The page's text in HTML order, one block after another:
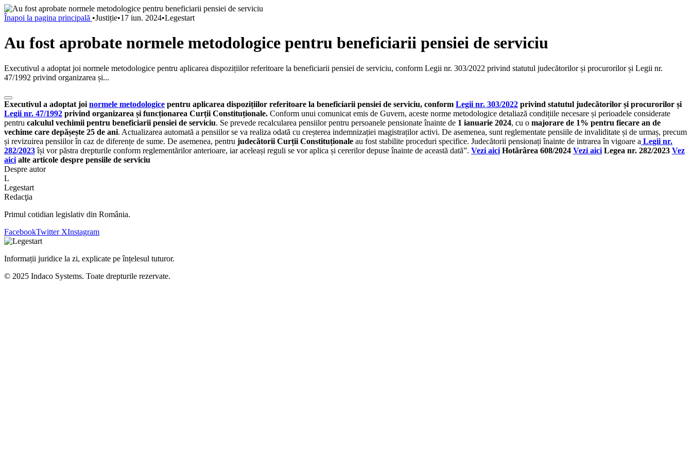
Înapoi la pagina principală •Justiție•17 iun. 2024•Legestart
Au fost aprobate normele metodologice pentru beneficiarii pensiei de serviciu
Executivul a adoptat joi normele metodologice pentru aplicarea dispozițiilor referitoare la beneficiarii pensiei de serviciu, conform Legii nr. 303/2022 privind statutul judecătorilor și procurorilor și Legii nr.
47/1992 privind organizarea și...
Executivul a adoptat joi normele metodologice pentru aplicarea dispozițiilor referitoare la beneficiarii pensiei de serviciu, conform Legii nr. 303/2022 privind statutul judecătorilor și procurorilor și
Legii nr. 47/1992 privind organizarea și funcționarea Curții Constituționale. Conform unui comunicat emis de Guvern, aceste norme metodologice detaliază condițiile necesare și perioadele considerate
pentru calculul vechimii pentru beneficiarii pensiei de serviciu. Se prevede recalcularea pensiilor pentru persoanele pensionate înainte de 1 ianuarie 2024, cu o majorare de 1% pentru fiecare an de
vechime care depășește 25 de ani. Actualizarea automată a pensiilor se va realiza odată cu creșterea indemnizației magistraților activi. De asemenea, sunt reglementate pensiile de invaliditate și de urmaș, precum
și revizuirea pensiilor în caz de diferențe de sume. De asemenea, pentru judecătorii Curții Constituționale au fost stabilite proceduri specifice. Judecătorii pensionați înainte de intrarea în vigoare a Legii nr.
282/2023își vor păstra drepturile conform reglementărilor anterioare, iar aceleași reguli se vor aplica și cererilor depuse înainte de această dată”. Vezi aici Hotărârea 608/2024 Vezi aici Legea nr. 282/2023 Vez
aici alte articole despre pensiile de serviciu
Despre autor
L
Legestart
Redacţia
Primul cotidian legislativ din România.
FacebookTwitter XInstagram
Informații juridice la zi, explicate pe înțelesul tuturor.
© 2025 Indaco Systems. Toate drepturile rezervate.